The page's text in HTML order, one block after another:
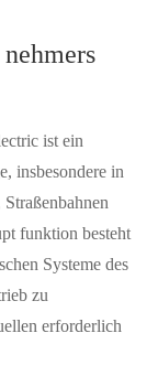
ist ein
insbesondere in
funktion besteht
Systeme des
zu
erforderlich